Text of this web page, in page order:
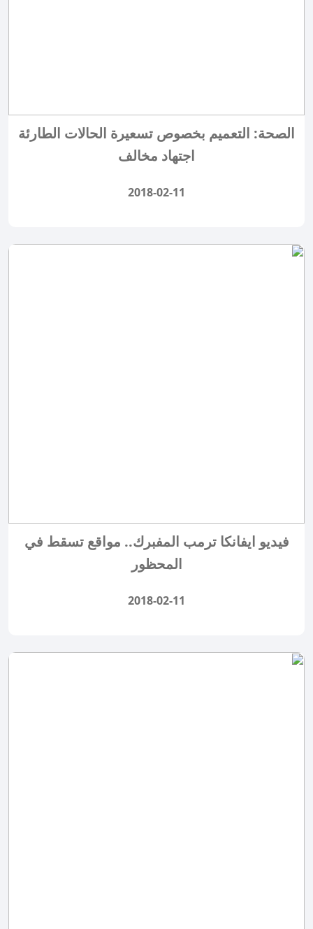
الصحة: التعميم بخصوص تسعيرة الحالات الطارئة
اجتهاد مخالف
2018-02-11
فيديو ايفانكا ترمب المفبرك.. مواقع تسقط في
المحظور
2018-02-11